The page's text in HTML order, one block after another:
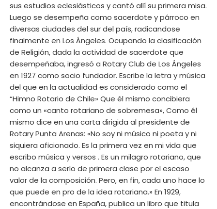
sus estudios eclesiásticos y cantó allí su primera misa.
Luego se desempeña como sacerdote y párroco en
diversas ciudades del sur del país, radicandose
finalmente en Los Ángeles. Ocupando la clasificación
de Religión, dada la actividad de sacerdote que
desempeñaba, ingresó a Rotary Club de Los Ángeles
en 1927 como socio fundador. Escribe la letra y música
del que en la actualidad es considerado como el
“Himno Rotario de Chile» Que él mismo concibiera
como un «canto rotariano de sobremesa», Como él
mismo dice en una carta dirigida al presidente de
Rotary Punta Arenas: «No soy ni músico ni poeta y ni
siquiera aficionado. Es la primera vez en mi vida que
escribo música y versos . Es un milagro rotariano, que
no alcanza a serlo de primera clase por el escaso
valor de la composición. Pero, en fin, cada uno hace lo
que puede en pro de la idea rotariana.» En 1929,
encontrándose en España, publica un libro que titula